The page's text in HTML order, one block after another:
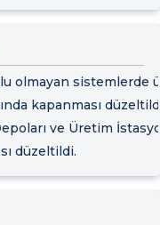
olmayan sistemlerde
kapanması
ve Üretim
düzeltildi.